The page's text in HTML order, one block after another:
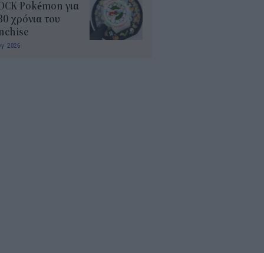
Pokémon για
χρόνια του
2026